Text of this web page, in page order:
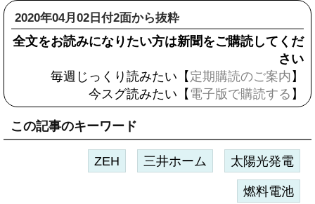
2020年04月02日付2面から抜粋
全文をお読みになりたい方は新聞をご購読してくだ
さい
毎週じっくり読みたい【 定期購読のご案内 】
今スグ読みたい【 電子版で購読する 】
この記事のキーワード
ZEH 三井ホーム 太陽光発電
燃料電池